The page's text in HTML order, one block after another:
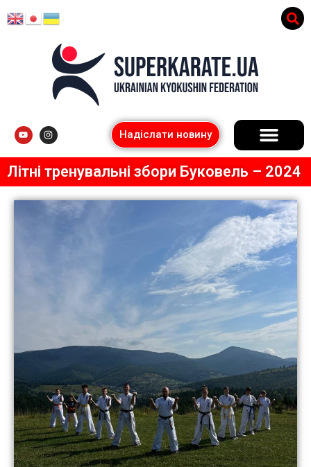
Надіслати новину
Літні тренувальні збори Буковель – 2024